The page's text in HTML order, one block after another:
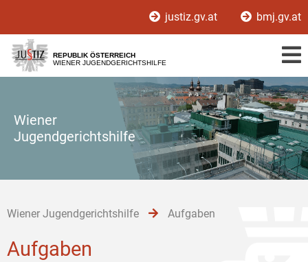
[1]
[2]
[3]
justiz.gv.at bmj.gv.at
REPUBLIK ÖSTERREICH
WIENER JUGENDGERICHTSHILFE
Wiener
Jugendgerichtshilfe
Wiener Jugendgerichtshilfe Aufgaben
Aufgaben